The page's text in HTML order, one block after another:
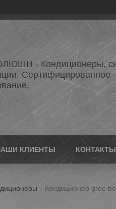
- Кондиционеры,
Сертифицированное
КЛИЕНТЫ КОНТАКТЫ
Кондиционер gree